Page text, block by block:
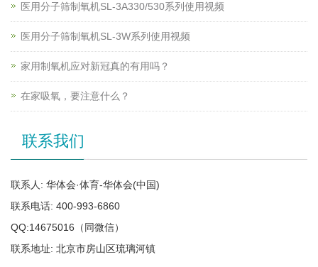
医用分子筛制氧机SL-3A330/530系列使用视频
医用分子筛制氧机SL-3W系列使用视频
家用制氧机应对新冠真的有用吗？
在家吸氧，要注意什么？
联系我们
联系人: 华体会·体育-华体会(中国)
联系电话: 400-993-6860
QQ:14675016（同微信）
联系地址: 北京市房山区琉璃河镇